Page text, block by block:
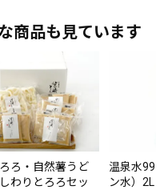
商品も見ています
ろ・自然薯うど
わりとろろセッ
温泉水99
ン水）2L